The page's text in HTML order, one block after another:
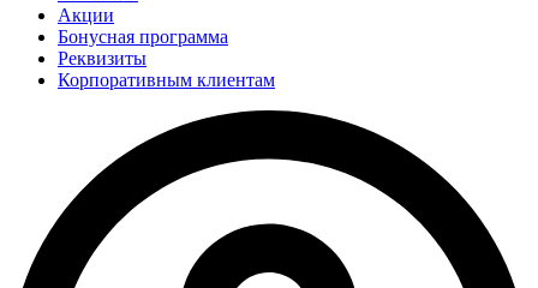
Акции
Бонусная программа
Реквизиты
Корпоративным клиентам